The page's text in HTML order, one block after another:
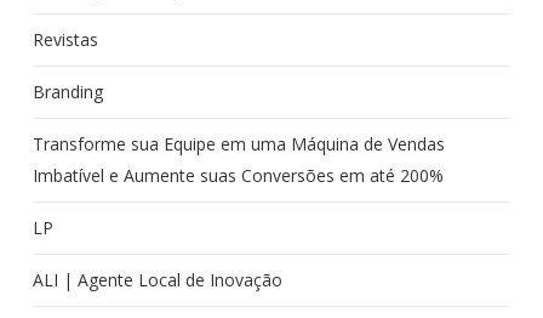
Revistas
Branding
Transforme sua Equipe em uma Máquina de Vendas
Imbatível e Aumente suas Conversões em até 200%
LP
ALI | Agente Local de Inovação